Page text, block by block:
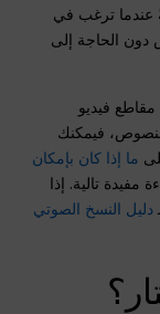
عندما ترغب في
دون الحاجة إلى
فيديو
فيمكنك
ما إذا كان بإمكان
مفيدة تالية. إذا
دليل النسخ الصوتي